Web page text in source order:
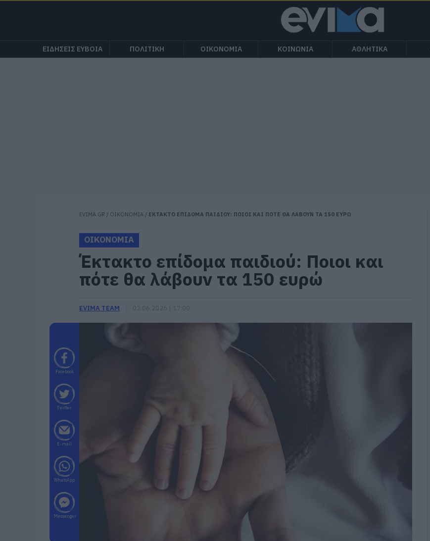
ΕΙΔΗΣΕΙΣ ΕΥΒΟΙΑ ΠΟΛΙΤΙΚΗ ΟΙΚΟΝΟΜΙΑ ΚΟΙΝΩΝΙΑ ΑΘΛΗΤΙΚΑ
EVIMA.GR / ΟΙΚΟΝΟΜΙΑ / ΕΚΤΑΚΤΟ ΕΠΙΔΟΜΑ ΠΑΙΔΙΟΥ: ΠΟΙΟΙ ΚΑΙ ΠΟΤΕ ΘΑ ΛΑΒΟΥΝ ΤΑ 150 ΕΥΡΩ
ΟΙΚΟΝΟΜΙΑ
Έκτακτο επίδομα παιδιού: Ποιοι και
πότε θα λάβουν τα 150 ευρώ
EVIMA TEAM
Facebook
Twitter
E-mail
WhatsApp
Messenger